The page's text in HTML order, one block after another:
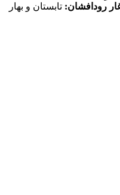
رودافشان: تابستان و بهار